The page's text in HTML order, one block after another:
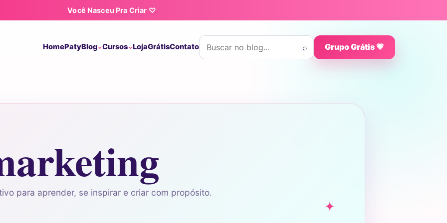
Você Nasceu Pra Criar ♡
HomePatyBlog Cursos LojaGrátisContato
Buscar por:
⌕ Grupo Grátis 💗
para aprender, se inspirar e criar com propósito.